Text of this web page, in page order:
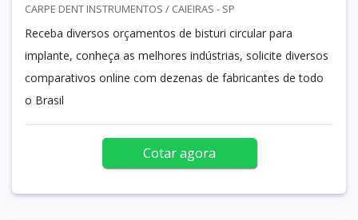
CARPE DENT INSTRUMENTOS / CAIEIRAS - SP
Receba diversos orçamentos de bisturi circular para
implante, conheça as melhores indústrias, solicite diversos
comparativos online com dezenas de fabricantes de todo
o Brasil
Cotar agora